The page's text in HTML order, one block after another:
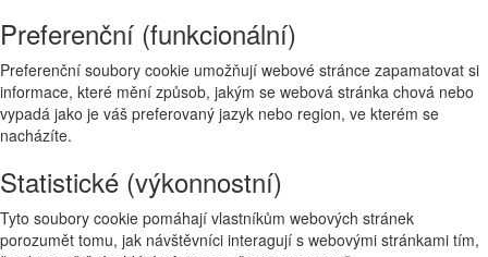
Preferenční (funkcionální)
Preferenční soubory cookie umožňují webové stránce zapamatovat si
informace, které mění způsob, jakým se webová stránka chová nebo
vypadá jako je váš preferovaný jazyk nebo region, ve kterém se
nacházíte.
Statistické (výkonnostní)
Tyto soubory cookie pomáhají vlastníkům webových stránek
porozumět tomu, jak návštěvníci interagují s webovými stránkami tím,